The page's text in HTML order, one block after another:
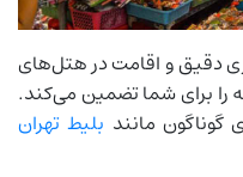
دقیق و اقامت در هتل‌های
را برای شما تضمین می‌کند.
گوناگون مانند بلیط تهران